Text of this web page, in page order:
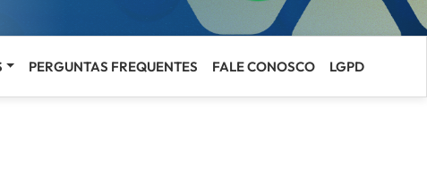
PERGUNTAS FREQUENTES FALE CONOSCO LGPD